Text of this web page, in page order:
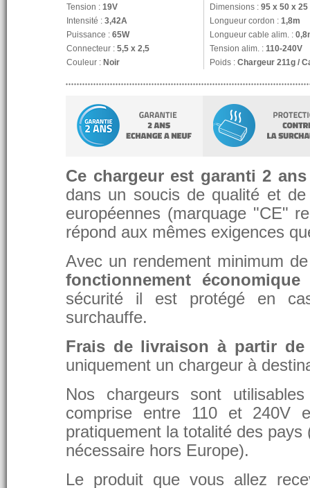
Tension : 19V Dimensions : 95 x 50 x 25
Intensité : 3,42A Longueur cordon : 1,8m
Puissance : 65W Longueur cable alim. :
Connecteur : 5,5 x 2,5 Tension alim. : 110-240V
Couleur : Noir Poids : Chargeur 211g /
Ce chargeur est garanti 2 ans
dans un soucis de qualité et
européennes (marquage "CE"
répond aux mêmes exigences
Avec un rendement minimum
fonctionnement
sécurité il est protégé en
surchauffe.
Frais de livraison à partir de
uniquement un chargeur à
Nos chargeurs sont
comprise entre 110 et 240V
pratiquement la totalité des
nécessaire hors Europe).
Le produit que vous allez